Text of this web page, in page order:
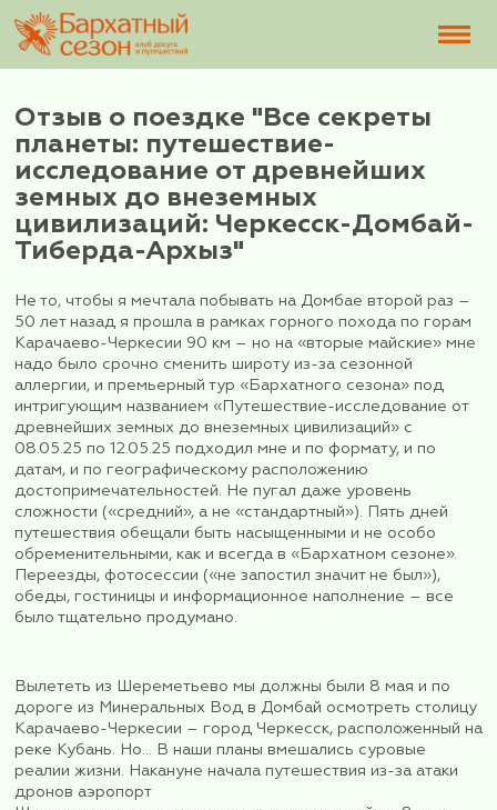
Отзыв о поездке "Все
планеты: путешествие-
исследование от
земных до внеземных
Тиберда-Архыз"
Не то, чтобы я мечтала побывать на Домбае
50 лет назад я прошла в рамках горного
Карачаево-Черкесии 90 км – но на «вторые
надо было срочно сменить широту из-за
аллергии, и премьерный тур «Бархатного
интригующим названием «Путешествие-
древнейших земных до внеземных
08.05.25 по 12.05.25 подходил мне и по
датам, и по географическому расположению
достопримечательностей. Не пугал даже
обременительными, как и всегда в «Бархатном
Переезды, фотосессии («не запостил значит не
обеды, гостиницы и информационное
было тщательно продумано.